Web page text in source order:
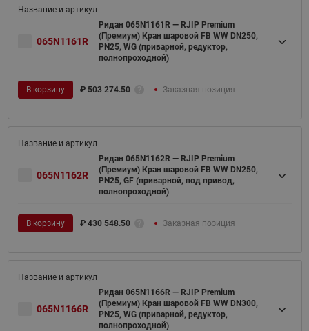
065N1161R
Ридан 065N1161R — RJIP Premium
(Премиум) Кран шаровой FB WW DN250,
PN25, WG (приварной, редуктор,
полнопроходной)
В корзину ₽ 503 274.50 Заказная позиция
065N1162R
Ридан 065N1162R — RJIP Premium
(Премиум) Кран шаровой FB WW DN250,
PN25, GF (приварной, под привод,
полнопроходной)
В корзину ₽ 430 548.50 Заказная позиция
065N1166R
Ридан 065N1166R — RJIP Premium
(Премиум) Кран шаровой FB WW DN300,
PN25, WG (приварной, редуктор,
полнопроходной)